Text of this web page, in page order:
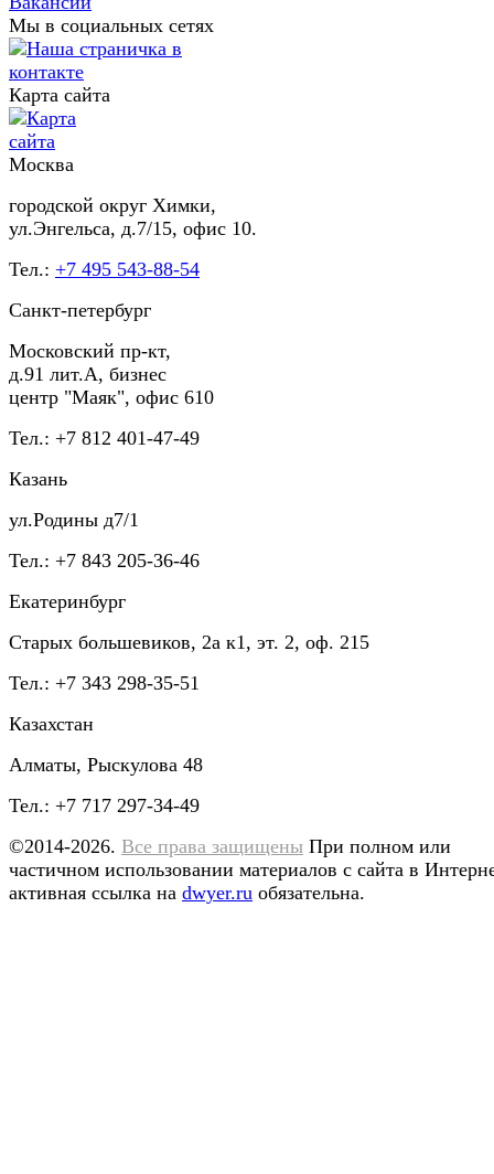
Мы в социальных сетях
Карта сайта
Москва
городской округ Химки,
ул.Энгельса, д.7/15, офис 10.
Тел.: +7 495 543-88-54
Санкт-петербург
Московский пр-кт,
д.91 лит.А, бизнес
центр "Маяк", офис 610
Тел.: +7 812 401-47-49
Казань
ул.Родины д7/1
Тел.: +7 843 205-36-46
Екатеринбург
Старых большевиков, 2а к1, эт. 2, оф. 215
Тел.: +7 343 298-35-51
Казахстан
Алматы, Рыскулова 48
Тел.: +7 717 297-34-49
©2014-2026. Все права защищены При полном или
частичном использовании материалов с сайта в
активная ссылка на dwyer.ru обязательна.